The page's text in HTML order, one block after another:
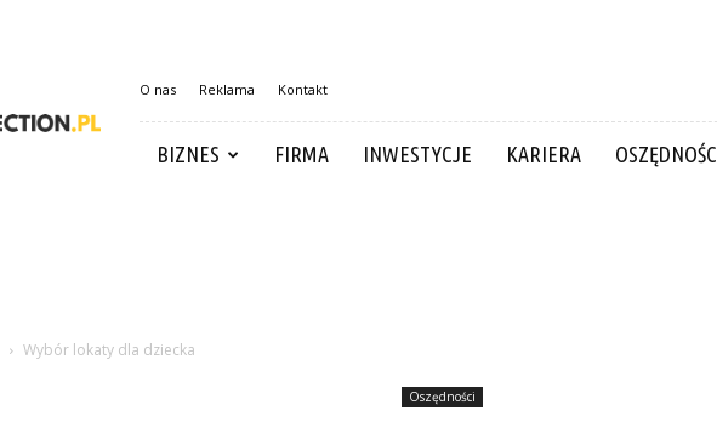
O nas Reklama Kontakt
BIZNES FIRMA INWESTYCJE KARIERA
Wybór lokaty dla dziecka
Oszędności